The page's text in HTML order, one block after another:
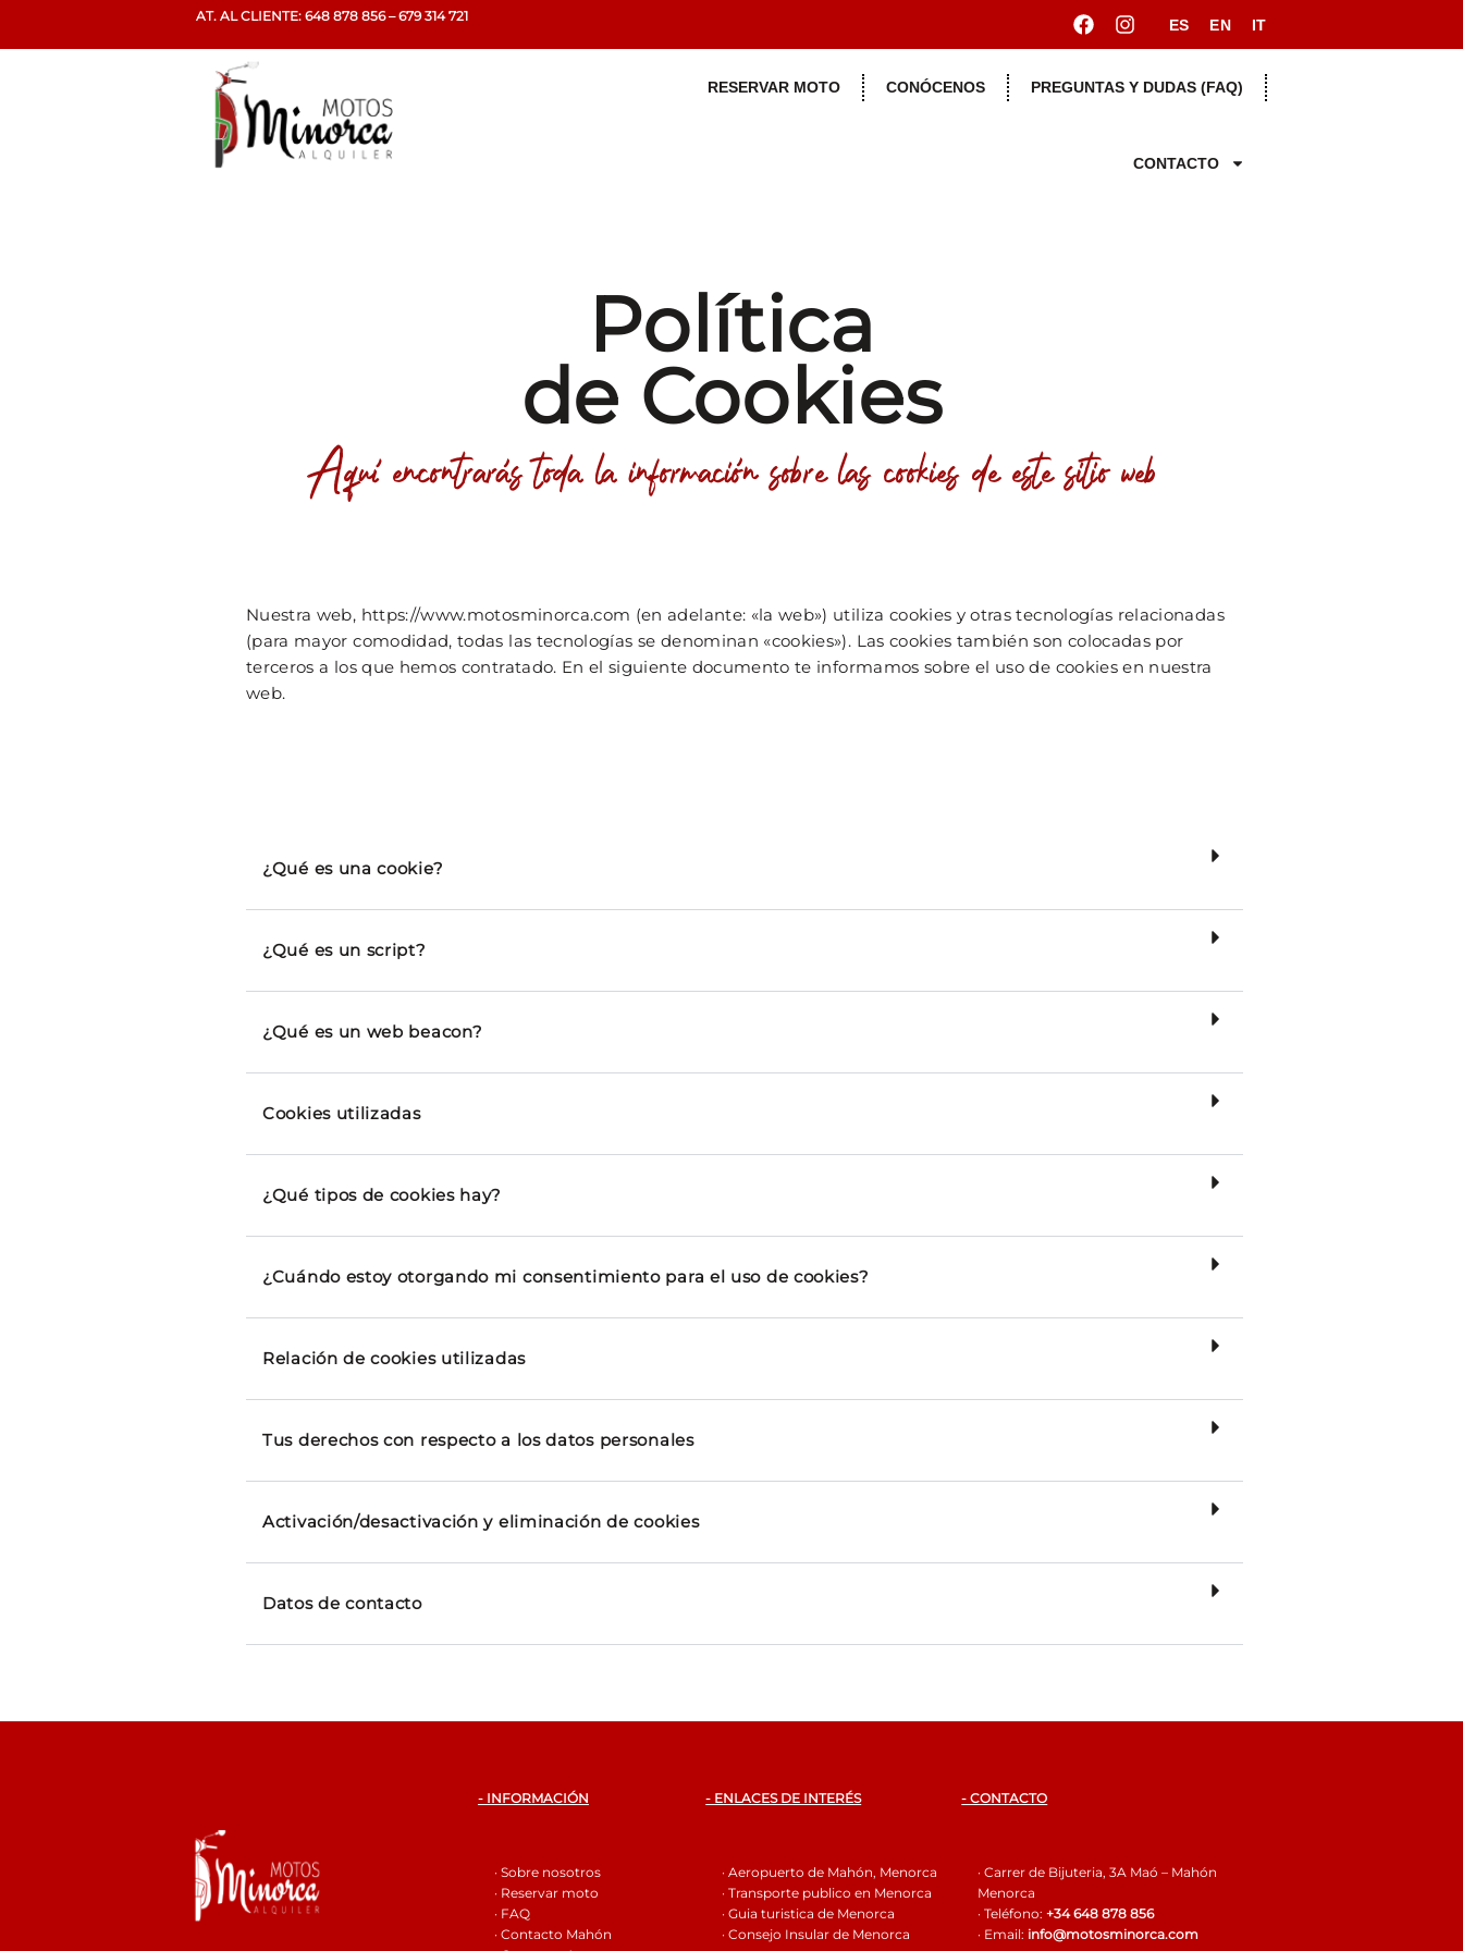
AT. AL CLIENTE: 648 878 856 – 679 314 721
ES EN IT
RESERVAR MOTO CONÓCENOS PREGUNTAS Y DUDAS (FAQ)
CONTACTO
Política
de Cookies
Aquí encontrarás toda la información sobre las cookies de este sitio web
Nuestra web, https://www.motosminorca.com (en adelante: «la web») utiliza cookies y otras tecnologías relacionadas
(para mayor comodidad, todas las tecnologías se denominan «cookies»). Las cookies también son colocadas por
terceros a los que hemos contratado. En el siguiente documento te informamos sobre el uso de cookies en nuestra
web.
¿Qué es una cookie?
¿Qué es un script?
¿Qué es un web beacon?
Cookies utilizadas
¿Qué tipos de cookies hay?
¿Cuándo estoy otorgando mi consentimiento para el uso de cookies?
Relación de cookies utilizadas
Tus derechos con respecto a los datos personales
Activación/desactivación y eliminación de cookies
Datos de contacto
- INFORMACIÓN
· Sobre nosotros
· Reservar moto
· FAQ
· Contacto Mahón
- ENLACES DE INTERÉS
· Aeropuerto de Mahón, Menorca
· Transporte publico en Menorca
· Guia turistica de Menorca
· Consejo Insular de Menorca
- CONTACTO
· Carrer de Bijuteria, 3A Maó – Mahón
Menorca
· Teléfono:+34 648 878 856
· Email: info@motosminorca.com